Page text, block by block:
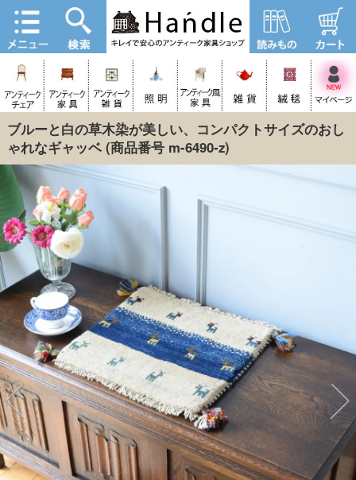
ブルーと白の草木染が美しい、コンパクトサイズのおし
ゃれなギャッベ(商品番号 m-6490-z)